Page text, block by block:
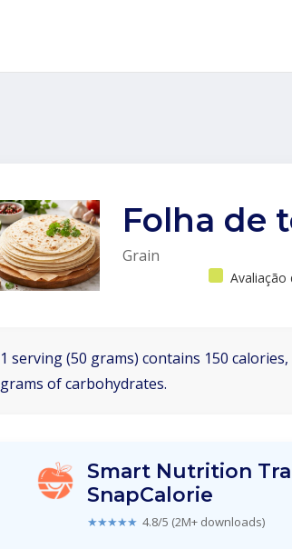
Folha de
Grain
Avaliação
1 serving (50 grams) contains 150
grams of carbohydrates.
Smart Nutrition
SnapCalorie
★★★★★ 4.8/5 (2M+ downloads)